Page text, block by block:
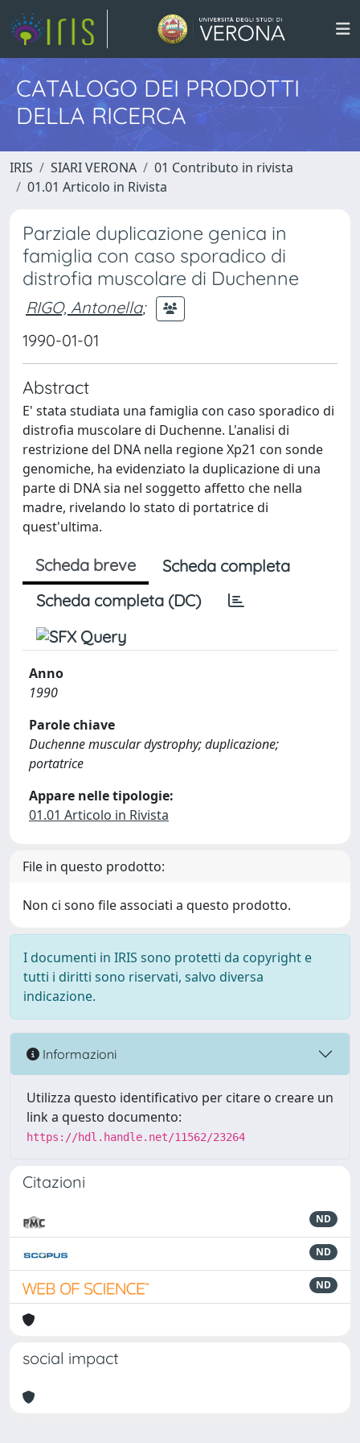
CATALOGO DEI PRODOTTI
DELLA RICERCA
IRIS SIARI VERONA
01 Contributo in rivista
01.01 Articolo in Rivista
Parziale duplicazione genica in
famiglia con caso sporadico di
distrofia muscolare di Duchenne
RIGO, Antonella;
1990-01-01
Abstract
E' stata studiata una famiglia con caso sporadico di
distrofia muscolare di Duchenne. L'analisi di
restrizione del DNA nella regione Xp21 con sonde
genomiche, ha evidenziato la duplicazione di una
parte di DNA sia nel soggetto affetto che nella
madre, rivelando lo stato di portatrice di
quest'ultima.
Scheda breve
Scheda completa
Scheda completa (DC)
Anno
1990
Parole chiave
Duchenne muscular dystrophy; duplicazione;
portatrice
Appare nelle tipologie:
01.01 Articolo in Rivista
File in questo prodotto:
Non ci sono file associati a questo prodotto.
I documenti in IRIS sono protetti da copyright e
tutti i diritti sono riservati, salvo diversa
indicazione.
Informazioni
Utilizza questo identificativo per citare o creare un
link a questo documento:
https://hdl.handle.net/11562/23264
Citazioni
ND
ND
ND
social impact